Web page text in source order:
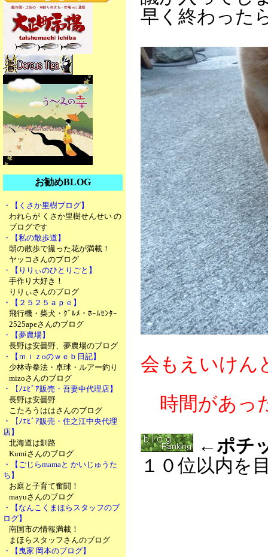
お勧めBLOG
・【くさか里樹ブログ】
われらが くさか里樹せんせい の
ブログです
・【私の散歩道】
朝の散歩で撮った花が満載！
ヤッコさんのブログ
・【りりぃのひとりごと】
手作り大好き！
りりぃさんのブログ
・【２５２５ａｐｅ】
飛行機・柴犬・ｸﾞﾙﾒ・ﾎｰﾑｾﾝﾀｰ
2525apeさんのブログ
・【夢農場】
長野は安曇野、夢農場のブログ
・【ｍｉｚoのｗｅｂ日記】
少林寺拳法・卓球・ルアー釣り
mizoさんのブログ
・【ﾉｴﾋﾞｱ販売・吾妻中代理店】
長野は安曇野
こたろうははさんのブログ
・【ﾉｴﾋﾞｱ販売・住之江中央代理
店】
北海道は釧路
Kumiさんのブログ
・【ごじらmamaと かいじゅうた
ち】
お庭と子育て奮闘！
mayuさんのブログ
・【なんこくまほらスタッフのブ
ログ】
南国市の情報満載！
まほらスタッフさんのブログ
・【曳家 岡本のブログ】
早く終わった
会もえいけん
時間があっ
←ポチ
１０位以内を